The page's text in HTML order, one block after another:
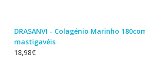
DRASANVI - Colagénio Marinho
mastigavéis
18,98€